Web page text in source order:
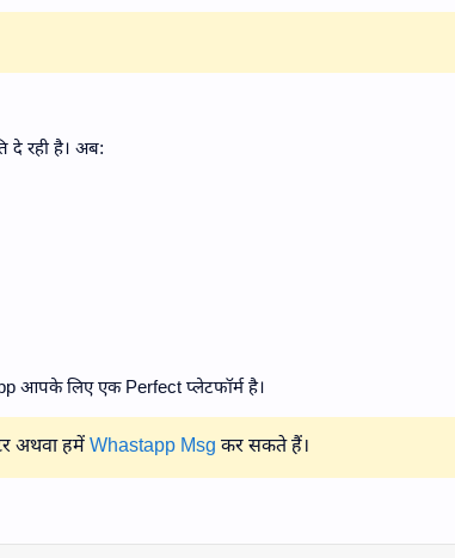
दे रही है। अब:
आपके लिए एक Perfect प्लेटफॉर्म है।
अथवा हमेंWhastapp Msg कर सकते हैं।